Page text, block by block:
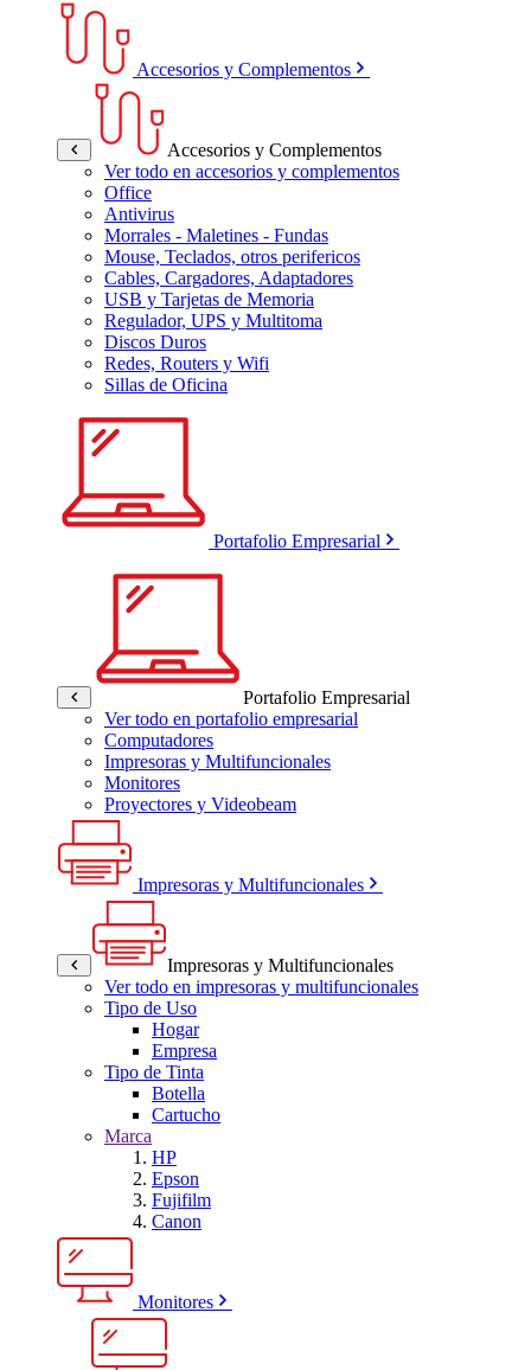
Accesorios y Complementos
Accesorios y Complementos
Ver todo en accesorios y complementos
Office
Antivirus
Morrales - Maletines - Fundas
Mouse, Teclados, otros perifericos
Cables, Cargadores, Adaptadores
USB y Tarjetas de Memoria
Regulador, UPS y Multitoma
Discos Duros
Redes, Routers y Wifi
Sillas de Oficina
Portafolio Empresarial
Portafolio Empresarial
Ver todo en portafolio empresarial
Computadores
Impresoras y Multifuncionales
Monitores
Proyectores y Videobeam
Impresoras y Multifuncionales
Impresoras y Multifuncionales
Ver todo en impresoras y multifuncionales
Tipo de Uso
Hogar
Empresa
Tipo de Tinta
Botella
Cartucho
Marca
HP
Epson
Fujifilm
Canon
Monitores